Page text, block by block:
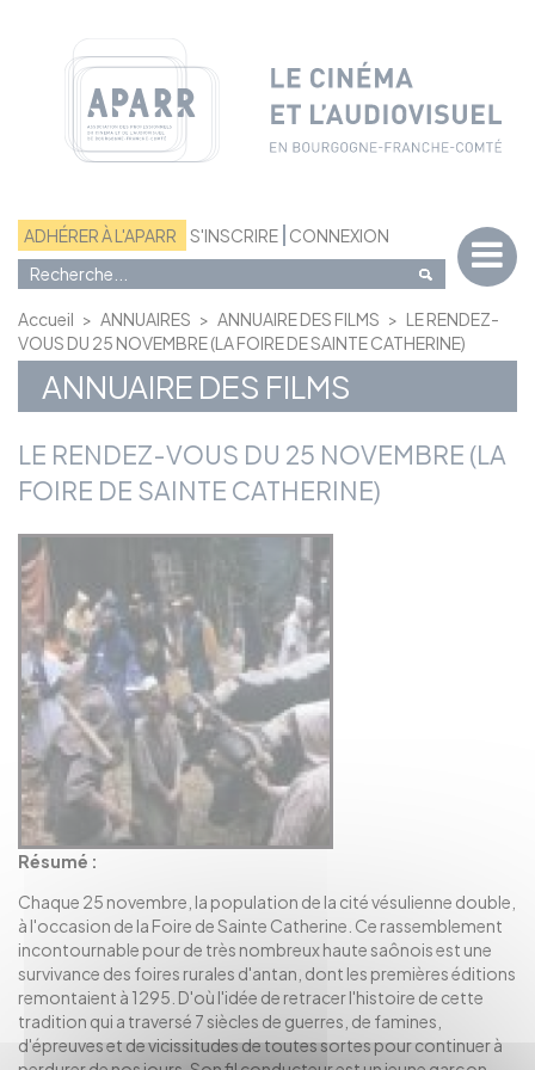
ADHÉRER À L'APARR S'INSCRIRE CONNEXION
Accueil > ANNUAIRES > ANNUAIRE DES FILMS > LE RENDEZ-
VOUS DU 25 NOVEMBRE (LA FOIRE DE SAINTE CATHERINE)
ANNUAIRE DES FILMS
LE RENDEZ-VOUS DU 25 NOVEMBRE (LA
FOIRE DE SAINTE CATHERINE)
Résumé :
Chaque 25 novembre, la population de la cité vésulienne double,
à l'occasion de la Foire de Sainte Catherine. Ce rassemblement
incontournable pour de très nombreux haute saônois est une
survivance des foires rurales d'antan, dont les premières éditions
remontaient à 1295. D'où l'idée de retracer l'histoire de cette
tradition qui a traversé 7 siècles de guerres, de famines,
d'épreuves et de vicissitudes de toutes sortes pour continuer à